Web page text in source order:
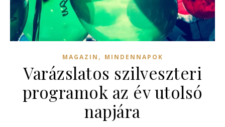
MAGAZIN , MINDENNAPOK
Varázslatos szilveszteri
programok az év utolsó
napjára